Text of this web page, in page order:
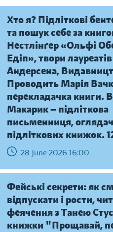
Хто я? Підліткові
та пошук себе за
Нестлінґер «Ольфі
Едіп», твори
Андерсена,
Проводить Марія
перекладачка книги.
Макарик — підліткова
письменниця,
підліткових книжок.
28 June 2026 16:00
Фейські секрети: як
відпускати і рости,
феячення з Танею
книжки "Прощавай,